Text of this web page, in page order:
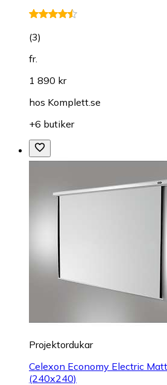
(3)
fr.
1 890 kr
hos Komplett.se
+6 butiker
Projektordukar
Celexon Economy Electric
(240x240)